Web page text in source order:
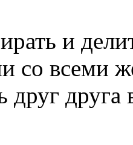
и
со всеми
друг